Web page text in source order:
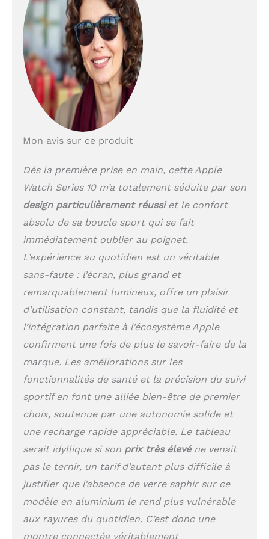
fonctionnalités de
sécurité pour vous
mettre en relation avec
les services d’urgence*.
Une charge plus rapide
avec 80 % de batterie
en 30 minutes environ*.
DONNÉES DE SANTÉ
AVANCÉES – Faites un
tout moment*. Recevez
élevée ou faible, ou en
cas d’arythmie*.
Comprenez mieux votre
bénéficiez d’estimations
d’ovulation
Consultez votre
fréquence cardiaque,
votre fréquence
respiratoire et autres
infos dans l’app Signes
vitaux*. Suivez votre
sommeil et recevez des
notifications de votre
Apple Watch en cas de
signes d’apnée du
PUISSANTE
PARTENAIRE DE SPORT
– Suivez votre activité
physique avec les
anneaux Activité, à
personnaliser selon
Bénéficiez de données
avancées pour une large
gamme d’entraînements
Mon avis sur ce produit
Dès la première prise en main, cette Apple
Watch Series 10 m’a totalement séduite par son
design particulièrement réussiet le confort
absolu de sa boucle sport qui se fait
immédiatement oublier au poignet.
L’expérience au quotidien est un véritable
sans-faute : l’écran, plus grand et
remarquablement lumineux, offre un plaisir
d’utilisation constant, tandis que la fluidité et
l’intégration parfaite à l’écosystème Apple
confirment une fois de plus le savoir-faire de la
marque. Les améliorations sur les
fonctionnalités de santé et la précision du suivi
sportif en font une alliée bien-être de premier
choix, soutenue par une autonomie solide et
une recharge rapide appréciable. Le tableau
serait idyllique si son prix très élevéne venait
pas le ternir, un tarif d’autant plus difficile à
justifier que l’absence de verre saphir sur ce
modèle en aluminium le rend plus vulnérable
aux rayures du quotidien. C’est donc une
montre connectée véritablement